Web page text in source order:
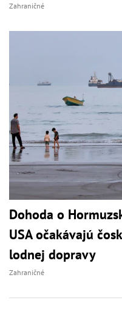
Zahraničné
Dohoda o
USA očakávajú
lodnej dopravy
Zahraničné